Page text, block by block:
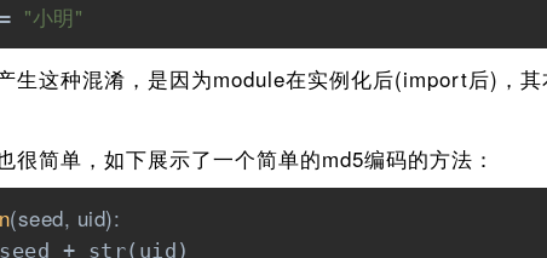
"小明"
这种混淆，是因为module在实例化后(import后)，其
简单，如下展示了一个简单的md5编码的方法：
(seed, uid):
+ str(uid)